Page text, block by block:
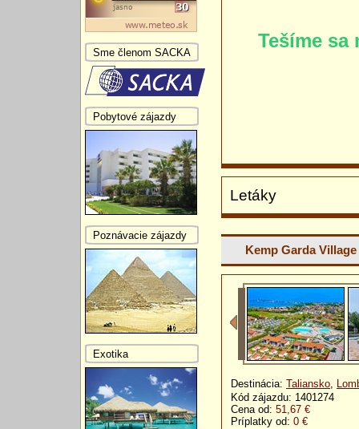
Tešíme sa
Letáky
Kemp Garda Village
Destinácia: Taliansko,
Kód zájazdu: 1401274
Cena od: 51,67 €
Príplatky od: 0 €
Sme členom SACKA
Pobytové zájazdy
Poznávacie zájazdy
Exotika